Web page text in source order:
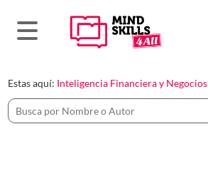
Estas aquí: Inteligencia Financiera y Negocios